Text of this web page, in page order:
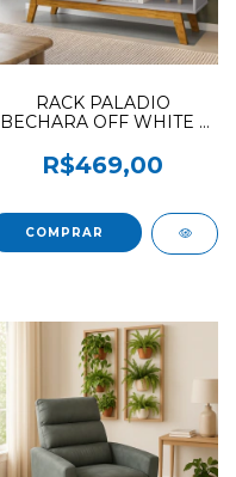
RACK PALADIO
BECHARA OFF WHITE /
R$469,00